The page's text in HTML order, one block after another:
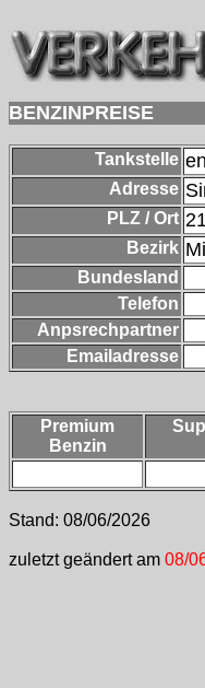
BENZINPREISE
Tankstelle
Adresse
PLZ / Ort
Bezirk
Bundesland
Telefon
Anpsrechpartner
Emailadresse
Premium
Benzin
Stand: 08/06/2026
zuletzt geändert am 08/